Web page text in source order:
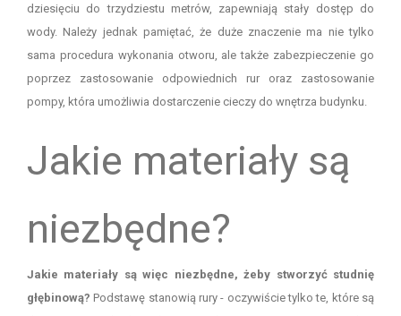
dziesięciu do trzydziestu metrów, zapewniają stały dostęp do
wody. Należy jednak pamiętać, że duże znaczenie ma nie tylko
sama procedura wykonania otworu, ale także zabezpieczenie go
poprzez zastosowanie odpowiednich rur oraz zastosowanie
pompy, która umożliwia dostarczenie cieczy do wnętrza budynku.
Jakie materiały są
niezbędne?
Jakie materiały są więc niezbędne, żeby stworzyć studnię
głębinową? Podstawę stanowią rury - oczywiście tylko te, które są